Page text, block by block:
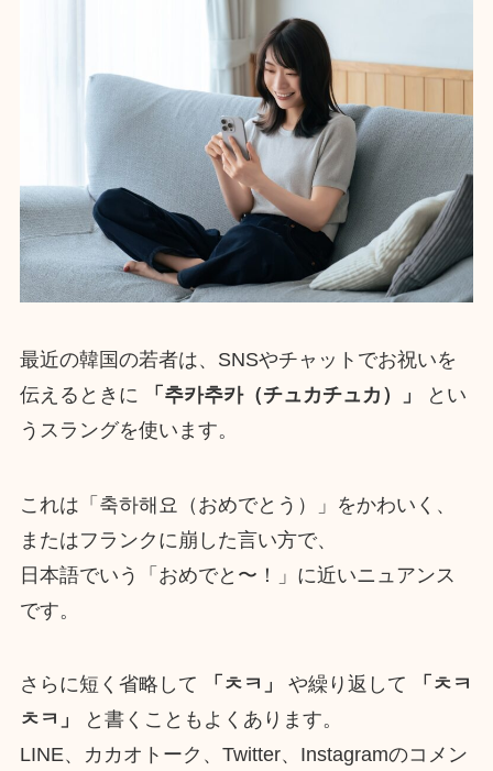
最近の韓国の若者は、SNSやチャットでお祝いを
伝えるときに
「추카추카（チュカチュカ）」
とい
うスラングを使います。
これは「축하해요（おめでとう）」をかわいく、
またはフランクに崩した言い方で、
日本語でいう「おめでと〜！」に近いニュアンス
です。
さらに短く省略して 「ㅊㅋ」 や繰り返して
「ㅊㅋ
ㅊㅋ」
と書くこともよくあります。
LINE、カカオトーク、Twitter、Instagramのコメン